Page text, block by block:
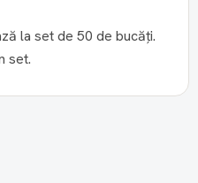
la set de 50 de bucăți.
set.